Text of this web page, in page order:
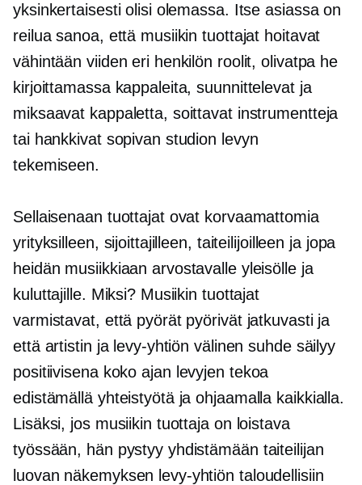
yksinkertaisesti olisi olemassa. Itse asiassa on
reilua sanoa, että musiikin tuottajat hoitavat
vähintään viiden eri henkilön roolit, olivatpa he
kirjoittamassa kappaleita, suunnittelevat ja
miksaavat kappaletta, soittavat instrumentteja
tai hankkivat sopivan studion levyn
tekemiseen.
Sellaisenaan tuottajat ovat korvaamattomia
yrityksilleen, sijoittajilleen, taiteilijoilleen ja jopa
heidän musiikkiaan arvostavalle yleisölle ja
kuluttajille. Miksi? Musiikin tuottajat
varmistavat, että pyörät pyörivät jatkuvasti ja
että artistin ja levy-yhtiön välinen suhde säilyy
positiivisena koko ajan levyjen tekoa
edistämällä yhteistyötä ja ohjaamalla kaikkialla.
Lisäksi, jos musiikin tuottaja on loistava
työssään, hän pystyy yhdistämään taiteilijan
luovan näkemyksen levy-yhtiön taloudellisiin